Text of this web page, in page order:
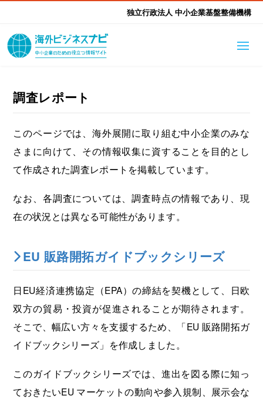
独立行政法人 中小企業基盤整備機構
海外ビジネスナビとは
海外展開そもそも講座 生成AI活用ツール集
海外出展 海外展示会ハン
ドブック
EUガイドブック
ふかぼり海外
海外進出ノウハウ
進出・支援事例 調査レポート
アドバイザーリスト
本部・関東本部 北海道本部
北陸本部 近畿本部
中国本部 四国本部
九州本部 沖縄事務所
支援メニュー
海外展開支援メニュー 関係機関のリンク集
調査レポート
このページでは、海外展開に取り組む中小企業のみな
さまに向けて、その情報収集に資することを目的とし
て作成された調査レポートを掲載しています。
なお、各調査については、調査時点の情報であり、現
在の状況とは異なる可能性があります。
EU 販路開拓ガイドブックシリーズ
日EU経済連携協定（EPA）の締結を契機として、日欧
双方の貿易・投資が促進されることが期待されます。
そこで、幅広い方々を支援するため、「EU 販路開拓ガ
イドブックシリーズ」を作成しました。
このガイドブックシリーズでは、進出を図る際に知っ
ておきたいEU マーケットの動向や参入規制、展示会な